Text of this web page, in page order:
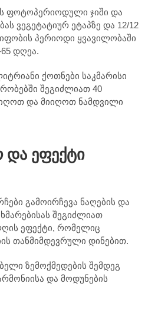
ფოტოპერიოდული ჯიში და
ვეგეტატიურ ეტაპზე და 12/12
პერიოდი ყვავილობაში
დღეა.
ქოთნები საკმარისი
შეგიძლიათ 40
და მიიღოთ ნამდვილი
და ეფექტი
გამოირჩევა ნაღების და
შეგიძლიათ
ეფექტი, რომელიც
თანმიმდევრული დინებით.
ზემოქმედების შემდეგ
და მოდუნების